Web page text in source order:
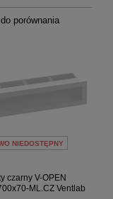
porównania
NIEDOSTĘPNY
czarny V-OPEN
ML.CZ Ventlab